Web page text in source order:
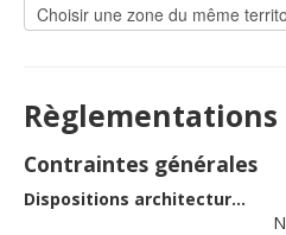
Règlementations
Contraintes générales
Dispositions architecturales